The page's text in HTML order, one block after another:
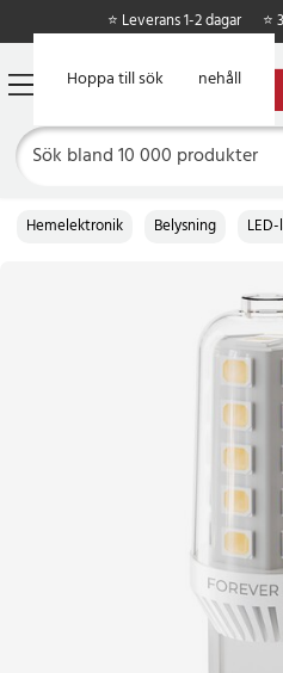
Hoppa till huvudinnehåll
Hoppa till sök
⭐ Leverans 1-2 dagar ⭐
Hemelektronik Belysning